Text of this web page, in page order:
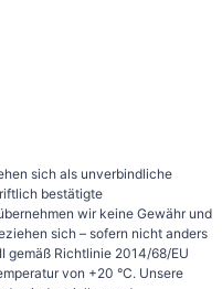
sich als unverbindliche
bestätigte
wir keine Gewähr und
sich – sofern nicht anders
gemäß Richtlinie 2014/68/EU
von +20 °C. Unsere